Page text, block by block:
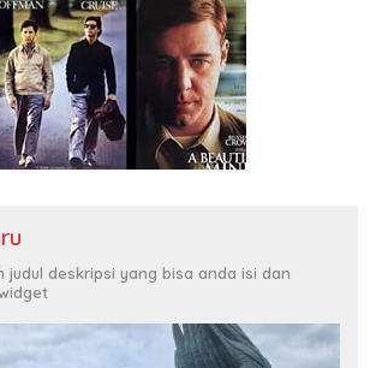
judul deskripsi yang bisa anda isi dan